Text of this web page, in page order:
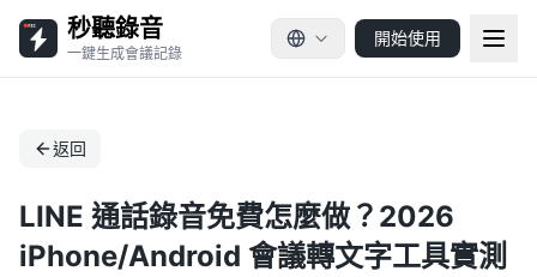
秒聽錄音
一鍵生成會議記錄
開始使用
返回
LINE 通話錄音免費怎麼做？2026
iPhone/Android 會議轉文字工具實測